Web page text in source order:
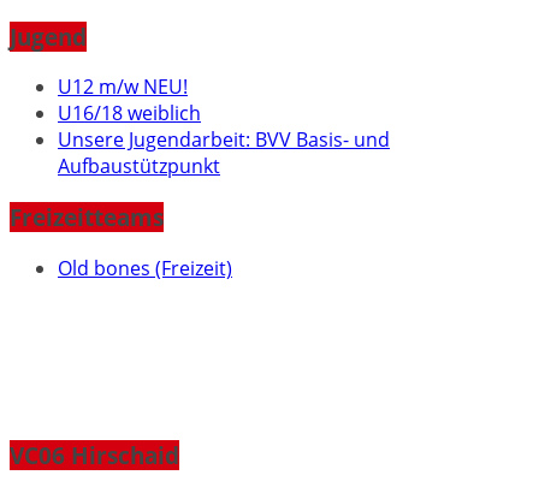
Jugend
U12 m/w NEU!
U16/18 weiblich
Unsere Jugendarbeit: BVV Basis- und
Aufbaustützpunkt
Freizeitteams
Old bones (Freizeit)
VC06 Hirschaid